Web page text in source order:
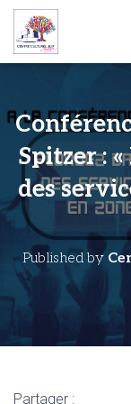
Spitzer :
des
Published by
Partager :